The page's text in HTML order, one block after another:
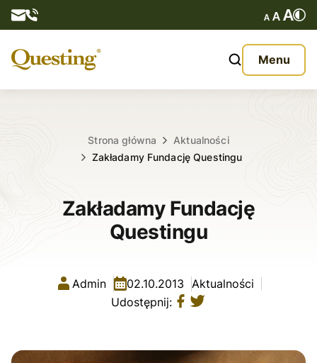
Menu
O nas
Kontakt
Strona główna
Aktualności
Zakładamy Fundację Questingu
Zakładamy Fundację
Questingu
Admin 02.10.2013 Aktualności
Udostępnij: